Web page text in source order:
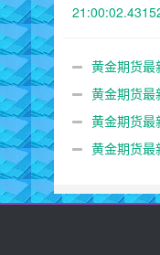
黄金期货
黄金期货
黄金期货
黄金期货